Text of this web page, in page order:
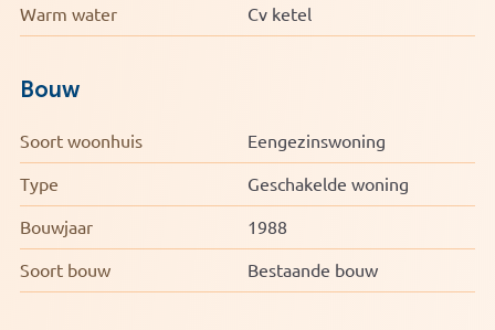
Warm water Cv ketel
Bouw
Soort woonhuis Eengezinswoning
Type Geschakelde woning
Bouwjaar 1988
Soort bouw Bestaande bouw